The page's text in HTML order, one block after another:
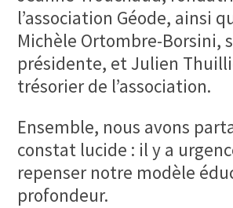
l’association Géode, ainsi
Michèle Ortombre-Borsini,
présidente, et Julien
trésorier de l’association.
Ensemble, nous avons
constat lucide : il y a
repenser notre modèle
profondeur.